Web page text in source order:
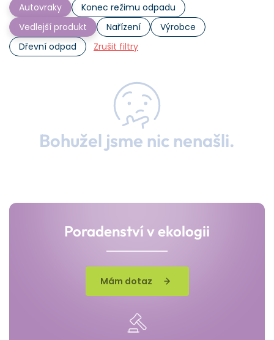
Autovraky
Konec režimu odpadu
Vedlejší produkt
Nařízení
Výrobce
Dřevní odpad
Zrušit filtry
Bohužel jsme nic nenašli.
Poradenství v ekologii
Mám dotaz